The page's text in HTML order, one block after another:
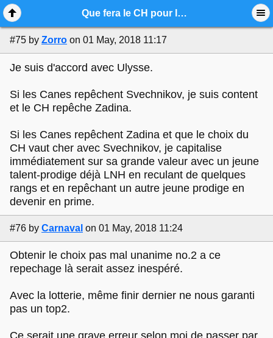
Que fera le CH pour le DRAFT
#75 by Zorro on 01 May, 2018 11:17
Je suis d'accord avec Ulysse.
Si les Canes repêchent Svechnikov, je suis content
et le CH repêche Zadina.
Si les Canes repêchent Zadina et que le choix du
CH vaut cher avec Svechnikov, je capitalise
immédiatement sur sa grande valeur avec un jeune
talent-prodige déjà LNH en reculant de quelques
rangs et en repêchant un autre jeune prodige en
devenir en prime.
#76 by Carnaval on 01 May, 2018 11:24
Obtenir le choix pas mal unanime no.2 a ce
repechage là serait assez inespéré.
Avec la lotterie, même finir dernier ne nous garanti
pas un top2.